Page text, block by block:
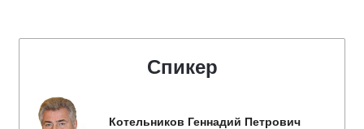
Спикер
Котельников Геннадий Петрович